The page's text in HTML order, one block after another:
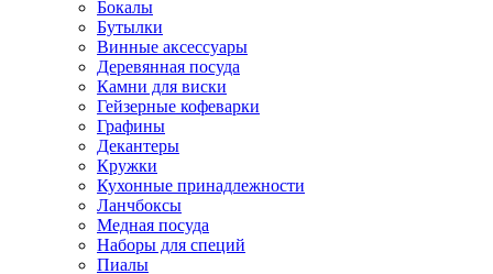
Бокалы
Бутылки
Винные аксессуары
Деревянная посуда
Камни для виски
Гейзерные кофеварки
Графины
Декантеры
Кружки
Кухонные принадлежности
Ланчбоксы
Медная посуда
Наборы для специй
Пиалы